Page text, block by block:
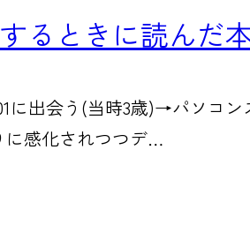
るときに読んだ
に出会う(当時3歳)→パソ
感化されつつデ…